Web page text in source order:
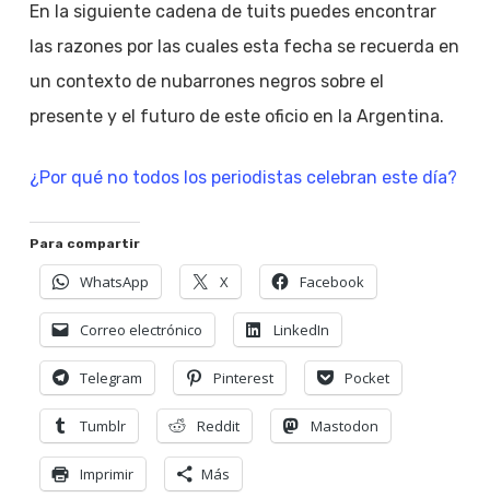
En la siguiente cadena de tuits puedes encontrar
las razones por las cuales esta fecha se recuerda en
un contexto de nubarrones negros sobre el
presente y el futuro de este oficio en la Argentina.
¿Por qué no todos los periodistas celebran este día?
Para compartir
WhatsApp X Facebook
Correo electrónico LinkedIn
Telegram Pinterest Pocket
Tumblr Reddit Mastodon
Imprimir Más